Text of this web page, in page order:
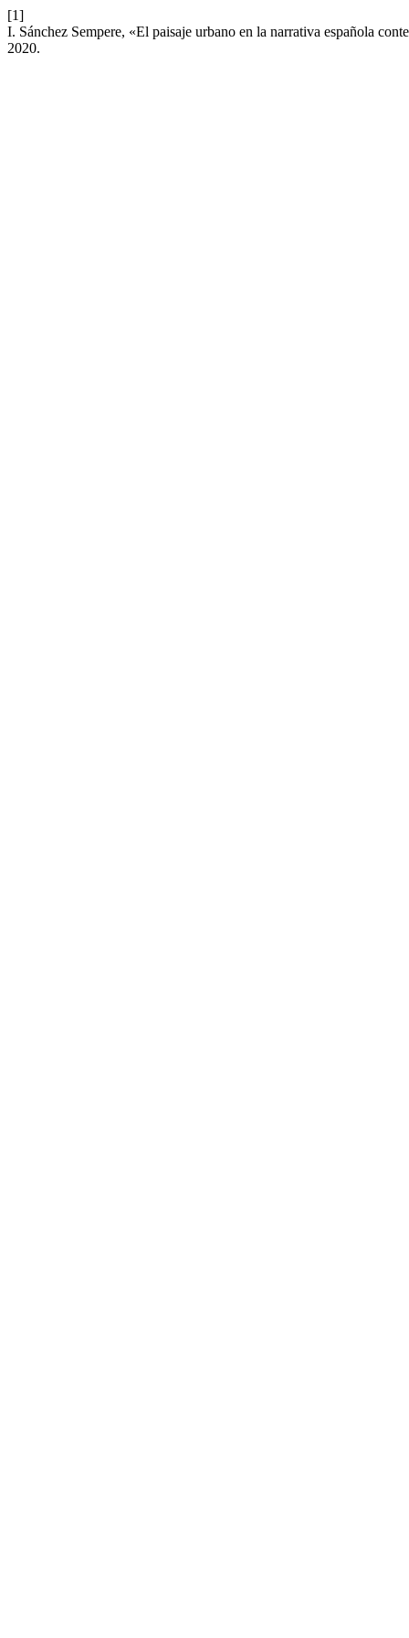
[1]
I. Sánchez Sempere, «El paisaje urbano en la narrativa española
2020.